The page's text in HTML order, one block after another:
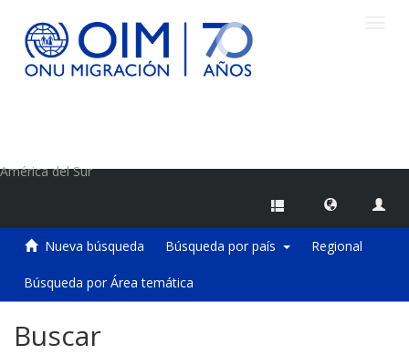
América del Sur
Nueva búsqueda Búsqueda por país Regional
Búsqueda por Área temática
Buscar